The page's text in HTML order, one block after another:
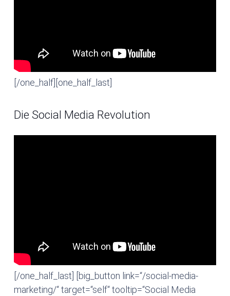
[/one_half][one_half_last]
Die Social Media Revolution
[/one_half_last] [big_button link=“/social-media-
marketing/“ target=“self“ tooltip=“Social Media